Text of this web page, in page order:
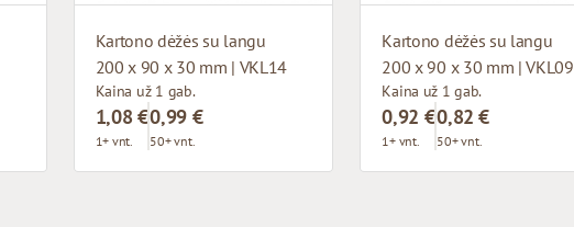
Kartono dėžės su langu
200 x 90 x 30 mm | VKL14
Kaina už 1 gab.
1,08 €
1+ vnt.
0,99 €
50+ vnt.
Kartono dėžės su langu
200 x 90 x 30 mm | VKL09
Kaina už 1 gab.
0,92 €
1+ vnt.
0,82 €
50+ vnt.